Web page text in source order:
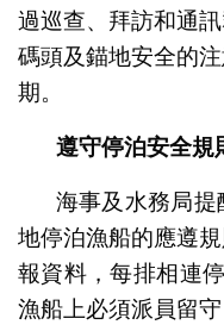
過巡查、拜訪和通
碼頭及錨地安全的
期。
遵守停泊安全
海事及水務局
地停泊漁船的應遵
報資料，每排相連
漁船上必須派員留